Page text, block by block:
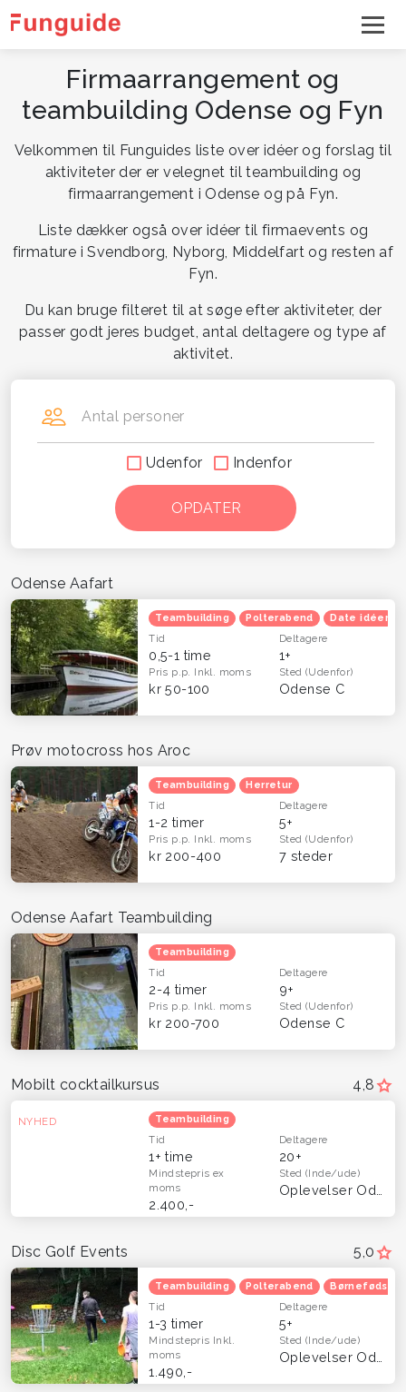
Firmaarrangement og
teambuilding Odense og Fyn
Velkommen til Funguides liste over idéer og forslag til
aktiviteter der er velegnet til teambuilding og
firmaarrangement i Odense og på Fyn.
Liste dækker også over idéer til firmaevents og
firmature i Svendborg, Nyborg, Middelfart og resten af
Fyn.
Du kan bruge filteret til at søge efter aktiviteter, der
passer godt jeres budget, antal deltagere og type af
aktivitet.
Antal personer
Udenfor Indenfor
Odense Aafart
Teambuilding Polterabend Date idéer
Tid
0,5-1 time
Deltagere
1+
Pris p.p. Inkl. moms
kr 50-100
Sted(Udenfor)
Odense C
Prøv motocross hos Aroc
Teambuilding Herretur
Tid
1-2 timer
Deltagere
5+
Pris p.p. Inkl. moms
kr 200-400
Sted(Udenfor)
7 steder
Odense Aafart Teambuilding
Teambuilding
Tid
2-4 timer
Deltagere
9+
Pris p.p. Inkl. moms
kr 200-700
Sted(Udenfor)
Odense C
4,8
NYHED
Mobilt cocktailkursus
Teambuilding
Tid
1+ time
Deltagere
20+
Mindstepris ex
moms
2.400,-
Sted(Inde/ude)
5,0
Disc Golf Events
Teambuilding Polterabend
Tid
1-3 timer
Deltagere
5+
Mindstepris Inkl.
moms
1.490,-
Sted(Inde/ude)